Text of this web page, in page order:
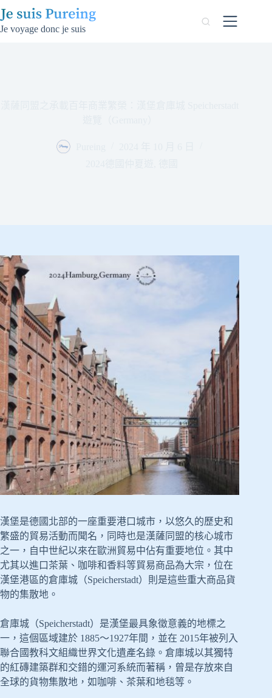
跳
至
Je voyage donc je suis
漢堡是德國北部的一座重要港口城市，以悠久的歷史和
繁盛的貿易活動而聞名，同時也是漢薩同盟的核心城市
之一，自中世紀以來在歐洲貿易中佔有重要地位。其中
尤其以進口茶葉、咖啡和香料等貿易商品為大宗，位在
漢堡港區的倉庫城（Speicherstadt）則是這些重大商品貨
物的集散地。
倉庫城（Speicherstadt）是漢堡最具象徵意義的地標之
一，這個區域建於 1885～1927年間，並在 2015年被列入
聯合國教科文組織世界文化遺產名錄。倉庫城以其獨特
的紅磚建築群和交錯的運河系統而著稱，曾是存放來自
全球的貨物集散地，如咖啡、茶葉和地毯等。